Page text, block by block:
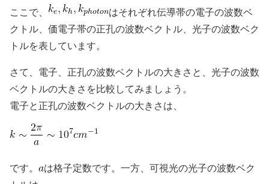
ここで、
はそれぞれ伝導帯の電子の波数ベ
クトル、価電子帯の正孔の波数ベクトル、光子の波数ベク
トルを表しています。
さて、電子、正孔の波数ベクトルの大きさと、光子の波数
ベクトルの大きさを比較してみましょう。
電子と正孔の波数ベクトルの大きさは、
です。
は格子定数です。一方、可視光の光子の波数ベク